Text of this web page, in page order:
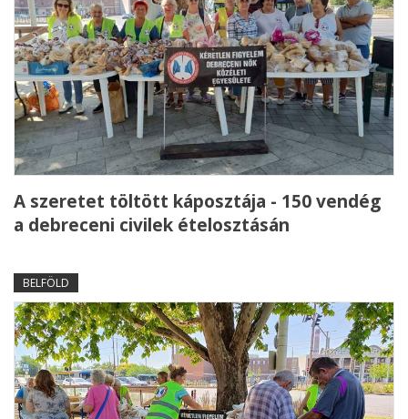
A szeretet töltött káposztája - 150 vendég
a debreceni civilek ételosztásán
BELFÖLD